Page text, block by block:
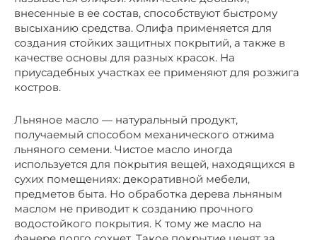
внесенные в ее состав, способствуют быстрому
высыханию средства. Олифа применяется для
создания стойких защитных покрытий, а также в
качестве основы для разных красок. На
приусадебных участках ее применяют для розжига
костров.
Льняное масло — натуральный продукт,
получаемый способом механического отжима
льняного семени. Чистое масло иногда
используется для покрытия вещей, находящихся в
сухих помещениях: декоративной мебели,
предметов быта. Но обработка дерева льняным
маслом не приводит к созданию прочного
водостойкого покрытия. К тому же масло на